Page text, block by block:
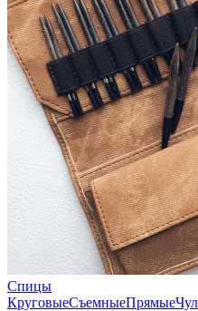
Спицы
КруговыеСъемныеПрямые